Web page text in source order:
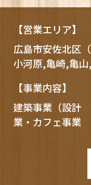
【営業エリア】
広島市安佐北区
小河原,亀崎,亀
【事業内容】
建築事業（設計
業・カフェ事業